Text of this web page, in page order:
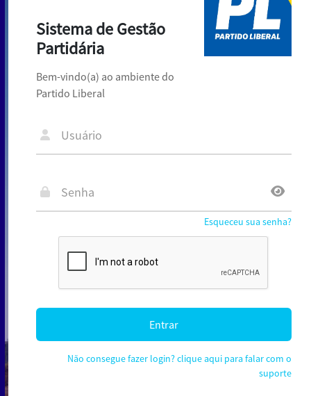
Sistema de Gestão
Partidária
Bem-vindo(a) ao ambiente do
Partido Liberal
Usuário
Senha
Esqueceu sua senha?
Entrar
Não consegue fazer login? clique aqui para falar com o
suporte